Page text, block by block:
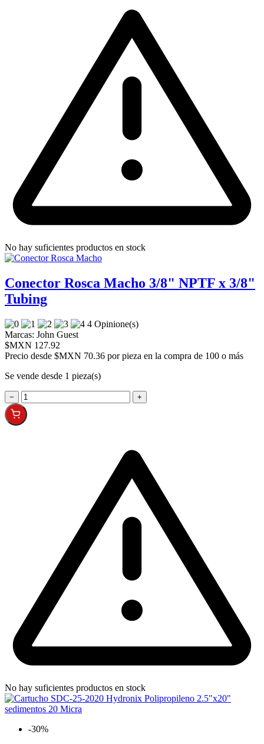
No hay suficientes productos en stock
Conector Rosca Macho 3/8" NPTF x 3/8"
Tubing
4 Opinione(s)
Marcas: John Guest
$MXN 127.92
Precio desde $MXN 70.36 por pieza en la compra de 100 o más
Se vende desde 1 pieza(s)
− +
No hay suficientes productos en stock
-30%